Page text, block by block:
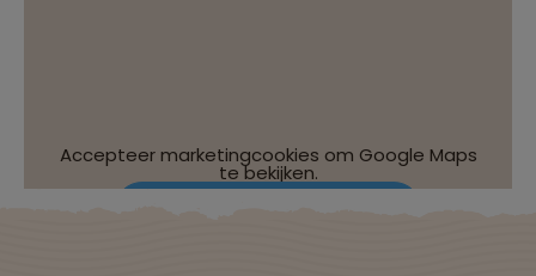
Accepteer marketingcookies om Google Maps
te bekijken.